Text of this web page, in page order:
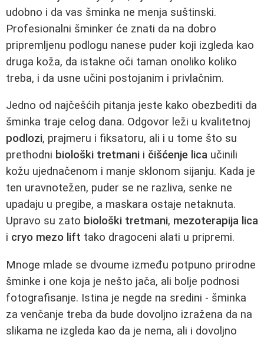
udobno i da vas šminka ne menja suštinski.
Profesionalni šminker će znati da na dobro
pripremljenu podlogu nanese puder koji izgleda kao
druga koža, da istakne oči taman onoliko koliko
treba, i da usne učini postojanim i privlačnim.
Jedno od najčešćih pitanja jeste kako obezbediti da
šminka traje celog dana. Odgovor leži u kvalitetnoj
podlozi, prajmeru i fiksatoru, ali i u tome što su
prethodni biološki tretmani i čišćenje lica učinili
kožu ujednačenom i manje sklonom sijanju. Kada je
ten uravnotežen, puder se ne razliva, senke ne
upadaju u pregibe, a maskara ostaje netaknuta.
Upravo su zato biološki tretmani, mezoterapija lica
i cryo mezo lift tako dragoceni alati u pripremi.
Mnoge mlade se dvoume između potpuno prirodne
šminke i one koja je nešto jača, ali bolje podnosi
fotografisanje. Istina je negde na sredini - šminka
za venčanje treba da bude dovoljno izražena da na
slikama ne izgleda kao da je nema, ali i dovoljno